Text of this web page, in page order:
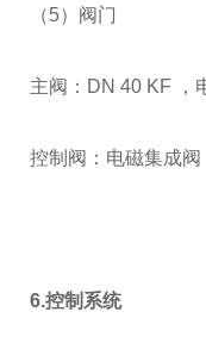
（5）阀门
主阀： DN 40 KF ，
控制阀：电磁集成阀
6.控制系统